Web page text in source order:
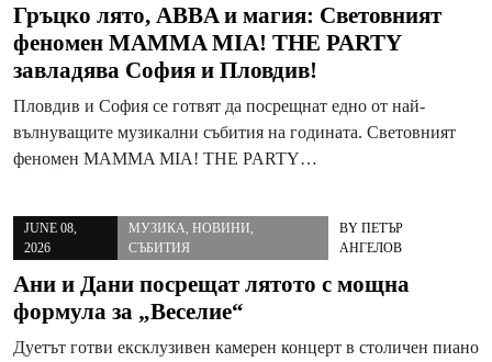
Гръцко лято, ABBA и магия: Световният
феномен MAMMA MIA! THE PARTY
завладява София и Пловдив!
Пловдив и София се готвят да посрещнат едно от най-
вълнуващите музикални събития на годината. Световният
феномен MAMMA MIA! THE PARTY…
JUNE 08,
2026
МУЗИКА НОВИНИ
СЪБИТИЯ
BY ПЕТЪР
АНГЕЛОВ
Ани и Дани посрещат лятото с мощна
формула за „Веселие“
Дуетът готви ексклузивен камерен концерт в столичен пиано